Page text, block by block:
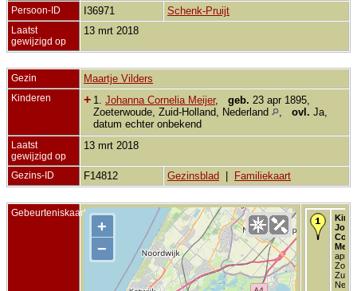
Persoon-ID I36971 Schenk-Pruijt
Laatst
gewijzigd op
13 mrt 2018
Gezin Maartje Vilders
Kinderen + 1. Johanna Cornelia Meijer, geb. 23 apr 1895,
Zoeterwoude, Zuid-Holland, Nederland
, ovl. Ja,
datum echter onbekend
Laatst
gewijzigd op
13 mrt 2018
Gezins-ID F14812 Gezinsblad Familiekaart
Gebeurteniskaart
+
−
Kind
apr
Zuid-